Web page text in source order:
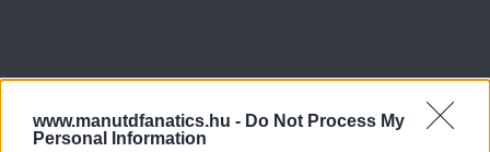
www.manutdfanatics.hu - Do Not Process My
Personal Information